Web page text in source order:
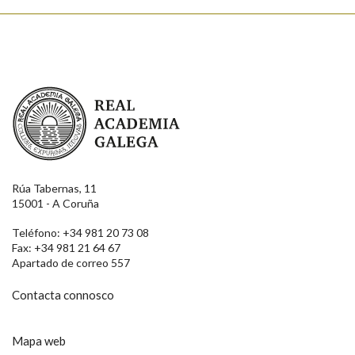
Real Academia Galega
Rúa Tabernas, 11
15001 - A Coruña
Teléfono: +34 981 20 73 08
Fax: +34 981 21 64 67
Apartado de correo 557
Contacta connosco
Mapa web